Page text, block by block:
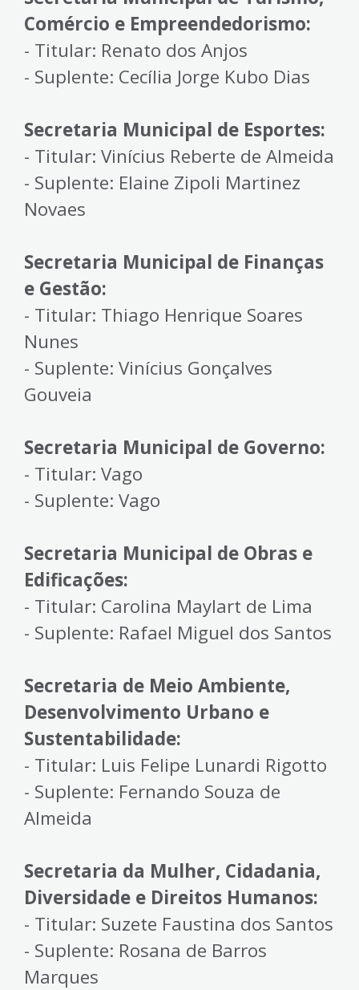
Comércio e Empreendedorismo:
- Titular: Renato dos Anjos
- Suplente: Cecília Jorge Kubo Dias
Secretaria Municipal de Esportes:
- Titular: Vinícius Reberte de Almeida
- Suplente: Elaine Zipoli Martinez
Novaes
Secretaria Municipal de Finanças
e Gestão:
- Titular: Thiago Henrique Soares
Nunes
- Suplente: Vinícius Gonçalves
Gouveia
Secretaria Municipal de Governo:
- Titular: Vago
- Suplente: Vago
Secretaria Municipal de Obras e
Edificações:
- Titular: Carolina Maylart de Lima
- Suplente: Rafael Miguel dos Santos
Secretaria de Meio Ambiente,
Desenvolvimento Urbano e
Sustentabilidade:
- Titular: Luis Felipe Lunardi Rigotto
- Suplente: Fernando Souza de
Almeida
Secretaria da Mulher, Cidadania,
Diversidade e Direitos Humanos:
- Titular: Suzete Faustina dos Santos
- Suplente: Rosana de Barros
Marques